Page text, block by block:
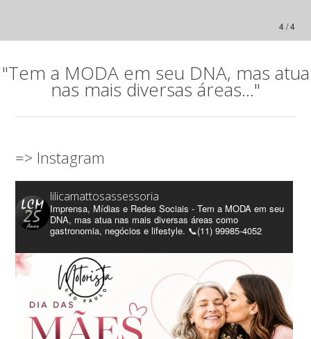
4 / 4
"Tem a MODA em seu DNA, mas atua
nas mais diversas áreas..."
=> Instagram
lilicamattosassessoria
Imprensa, Mídias e Redes Sociais - Tem a MODA em seu
DNA, mas atua nas mais diversas áreas como
gastronomia, negócios e lifestyle. 📞(11) 99985-4052